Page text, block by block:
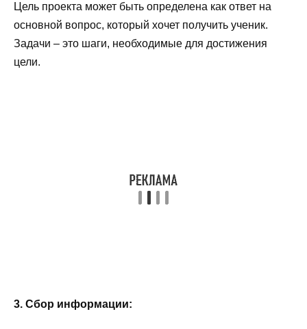
Цель проекта может быть определена как ответ на
основной вопрос, который хочет получить ученик.
Задачи – это шаги, необходимые для достижения
цели.
3. Сбор информации: